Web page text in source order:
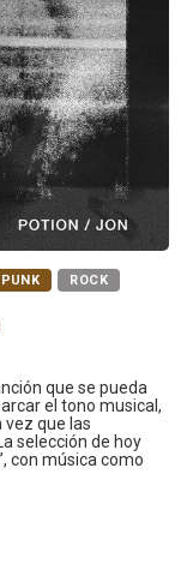
PUNK ROCK
que se pueda
el tono musical,
vez que las
selección de hoy
con música como